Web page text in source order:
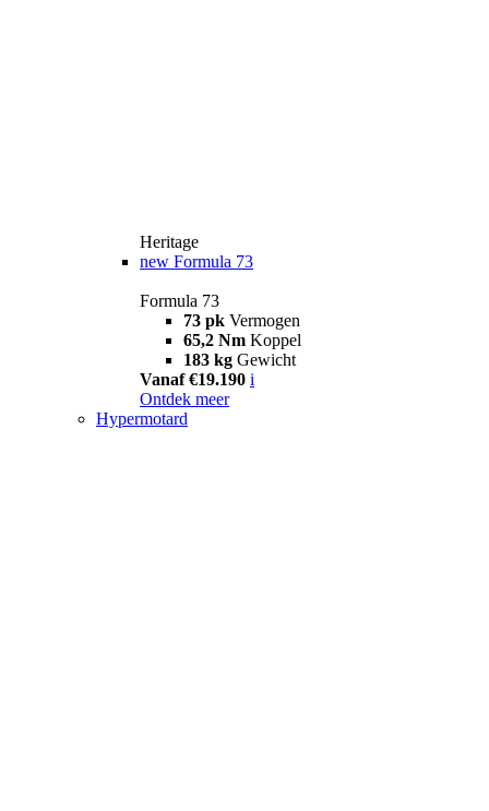
Heritage
new Formula 73
Formula 73
73 pk Vermogen
65,2 Nm Koppel
183 kg Gewicht
Vanaf €19.190 i
Ontdek meer
Hypermotard